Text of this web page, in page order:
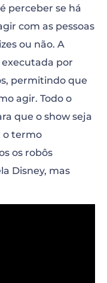
perceber se há
com as pessoas
ou não. A
por
permitindo que
agir. Todo o
que o show seja
o termo
os robôs
Disney, mas